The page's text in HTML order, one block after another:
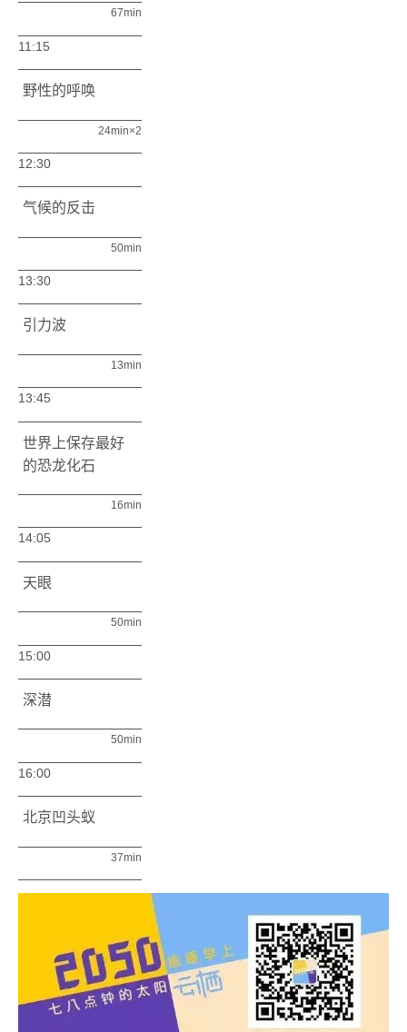
67min
11:15
野性的呼唤
24min×2
12:30
气候的反击
50min
13:30
引力波
13min
13:45
世界上保存最好
的恐龙化石
16min
14:05
天眼
50min
15:00
深潜
50min
16:00
北京凹头蚁
37min